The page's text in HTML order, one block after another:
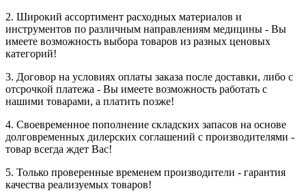
2. Широкий ассортимент расходных материалов и
инструментов по различным направлениям медицины - Вы
имеете возможность выбора товаров из разных ценовых
категорий!
3. Договор на условиях оплаты заказа после доставки, либо с
отсрочкой платежа - Вы имеете возможность работать с
нашими товарами, а платить позже!
4. Своевременное пополнение складских запасов на основе
долговременных дилерских соглашений с производителями -
товар всегда ждет Вас!
5. Только проверенные временем производители - гарантия
качества реализуемых товаров!